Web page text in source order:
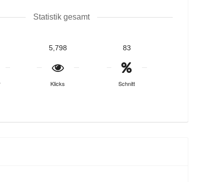
Statistik gesamt
5,798
Klicks
83
Schnitt